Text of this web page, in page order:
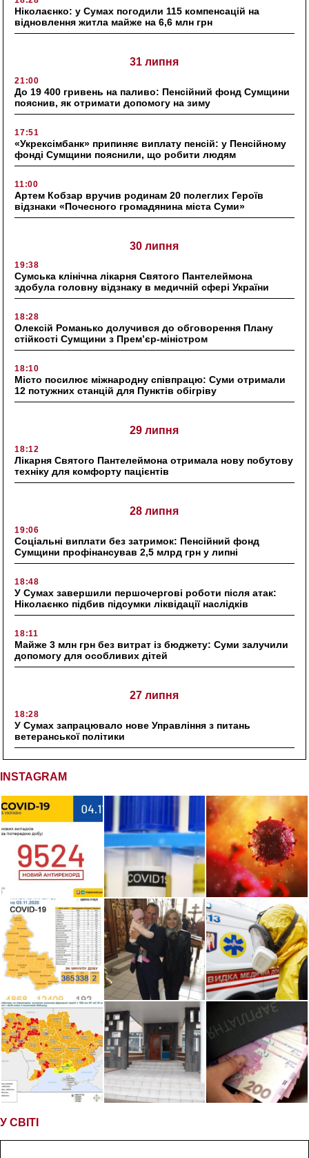
Ніколаєнко: у Сумах погодили 115 компенсацій на
відновлення житла майже на 6,6 млн грн
31 липня
21:00
До 19 400 гривень на паливо: Пенсійний фонд Сумщини
пояснив, як отримати допомогу на зиму
17:51
«Укрексімбанк» припиняє виплату пенсій: у Пенсійному
фонді Сумщини пояснили, що робити людям
11:00
Артем Кобзар вручив родинам 20 полеглих Героїв
відзнаки «Почесного громадянина міста Суми»
30 липня
19:38
Сумська клінічна лікарня Святого Пантелеймона
здобула головну відзнаку в медичній сфері України
18:28
Олексій Романько долучився до обговорення Плану
стійкості Сумщини з Прем’єр-міністром
18:10
Місто посилює міжнародну співпрацю: Суми отримали
12 потужних станцій для Пунктів обігріву
29 липня
18:12
Лікарня Святого Пантелеймона отримала нову побутову
техніку для комфорту пацієнтів
28 липня
19:06
Соціальні виплати без затримок: Пенсійний фонд
Сумщини профінансував 2,5 млрд грн у липні
18:48
У Сумах завершили першочергові роботи після атак:
Ніколаєнко підбив підсумки ліквідації наслідків
18:11
Майже 3 млн грн без витрат із бюджету: Суми залучили
допомогу для особливих дітей
27 липня
18:28
У Сумах запрацювало нове Управління з питань
ветеранської політики
INSTAGRAM
У СВІТІ